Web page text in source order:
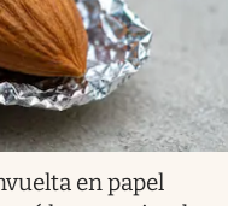
en papel